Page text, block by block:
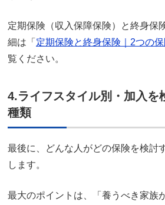
定期保険（収入保障保険）と終身保
細は「 定期保険と終身保険｜2つの
覧ください。
4.ライフスタイル別・加入を
種類
最後に、どんな人がどの保険を検討
します。
最大のポイントは、「養うべき家族